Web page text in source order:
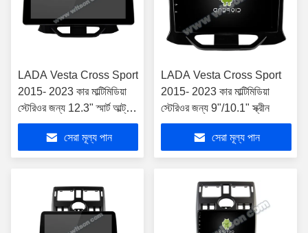
LADA Vesta Cross Sport
2015- 2023 কার মাল্টিমিডিয়া
স্টেরিওর জন্য 12.3" স্মার্ট আল্ট্রা
ওয়াইড স্ক্রীন
সেরা মূল্য পান
LADA Vesta Cross Sport
2015- 2023 কার মাল্টিমিডিয়া
স্টেরিওর জন্য 9"/10.1" স্ক্রীন
সেরা মূল্য পান